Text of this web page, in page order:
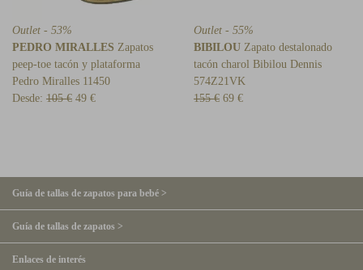
Outlet - 53%
PEDRO MIRALLES Zapatos
peep-toe tacón y plataforma
Pedro Miralles 11450
Desde: 105 € 49 €
Outlet - 55%
BIBILOU Zapato destalonado
tacón charol Bibilou Dennis
574Z21VK
155 € 69 €
Guía de tallas de zapatos para bebé >
Guía de tallas de zapatos >
Enlaces de interés